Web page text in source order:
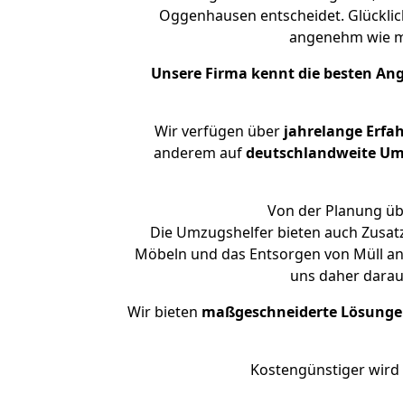
Oggenhausen entscheidet.
angenehm wie
Unsere Firma kennt die besten
Wir verfügen über jahrelange
anderem aufdeutschlandweite
Von der Planung
Die Umzugshelfer bieten auch
Möbeln und das Entsorgen von Müll
uns daher
Wir bieten maßgeschneiderte
Kostengünstiger wird